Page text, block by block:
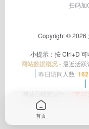
扫码加
Copyright © 2026
小提示：按 Ctrl+D 可
网站数据概况 -最近活跃
昨日访问人数 162
网站已稳定运行： 4年
首页